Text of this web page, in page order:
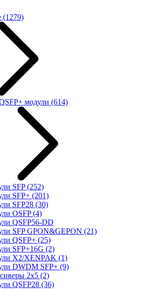
(1279)
модули (614)
SFP(252)
SFP+ (201)
SFP28 (30)
OSFP(4)
QSFP56-DD
SFP GPON&GEPON (21)
QSFP+ (25)
SFP+16G (2)
X2/XENPAK (1)
DWDM SFP+ (9)
2x5 (2)
QSFP28 (36)